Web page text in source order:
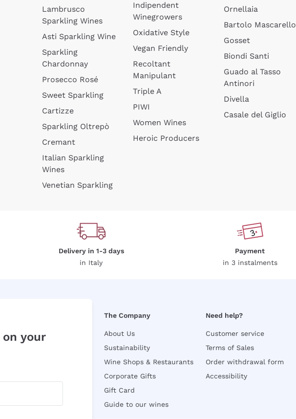
Lambrusco
Sparkling Wines
Asti Sparkling Wine
Sparkling
Chardonnay
Prosecco Rosé
Sweet Sparkling
Cartizze
Sparkling Oltrepò
Cremant
Italian Sparkling
Wines
Venetian Sparkling
Indipendent
Winegrowers
Oxidative Style
Vegan Friendly
Recoltant
Manipulant
Triple A
PIWI
Women Wines
Heroic Producers
Ornellaia
Bartolo Mascarello
Gosset
Biondi Santi
Guado al Tasso
Antinori
Divella
Casale del Giglio
Delivery in 1-3 days
in Italy
Payment
in 3 instalments
on your
The Company
About Us
Sustainability
Wine Shops & Restaurants
Corporate Gifts
Gift Card
Guide to our wines
Need help?
Customer service
Terms of Sales
Order withdrawal form
Accessibility